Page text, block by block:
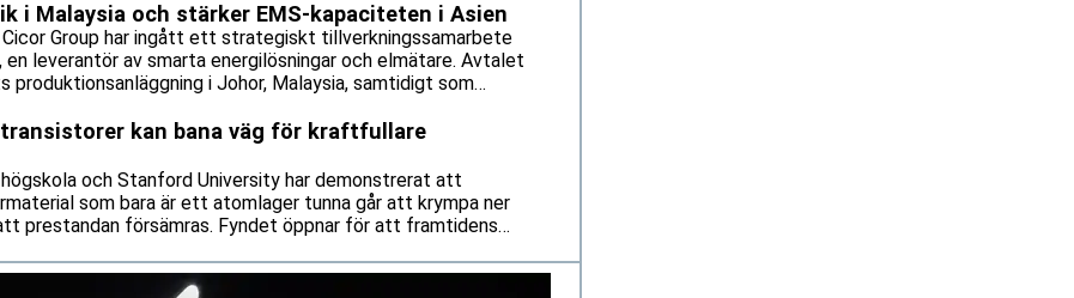
i Malaysia och stärker EMS-kapaciteten i Asien
Group har ingått ett strategiskt tillverkningssamarbete
en leverantör av smarta energilösningar och elmätare. Avtalet
produktionsanläggning i Johor, Malaysia, samtidigt som
kan bana väg för kraftfullare
och Stanford University har demonstrerat att
som bara är ett atomlager tunna går att krympa ner
prestandan försämras. Fyndet öppnar för att framtidens